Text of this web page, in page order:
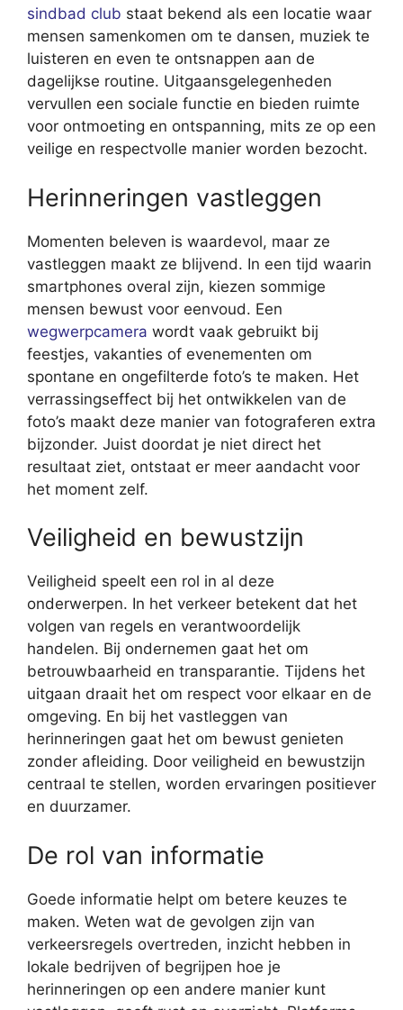
sindbad club staat bekend als een locatie waar
mensen samenkomen om te dansen, muziek te
luisteren en even te ontsnappen aan de
dagelijkse routine. Uitgaansgelegenheden
vervullen een sociale functie en bieden ruimte
voor ontmoeting en ontspanning, mits ze op een
veilige en respectvolle manier worden bezocht.
Herinneringen vastleggen
Momenten beleven is waardevol, maar ze
vastleggen maakt ze blijvend. In een tijd waarin
smartphones overal zijn, kiezen sommige
mensen bewust voor eenvoud. Een
wegwerpcamera wordt vaak gebruikt bij
feestjes, vakanties of evenementen om
spontane en ongefilterde foto’s te maken. Het
verrassingseffect bij het ontwikkelen van de
foto’s maakt deze manier van fotograferen extra
bijzonder. Juist doordat je niet direct het
resultaat ziet, ontstaat er meer aandacht voor
het moment zelf.
Veiligheid en bewustzijn
Veiligheid speelt een rol in al deze
onderwerpen. In het verkeer betekent dat het
volgen van regels en verantwoordelijk
handelen. Bij ondernemen gaat het om
betrouwbaarheid en transparantie. Tijdens het
uitgaan draait het om respect voor elkaar en de
omgeving. En bij het vastleggen van
herinneringen gaat het om bewust genieten
zonder afleiding. Door veiligheid en bewustzijn
centraal te stellen, worden ervaringen positiever
en duurzamer.
De rol van informatie
Goede informatie helpt om betere keuzes te
maken. Weten wat de gevolgen zijn van
verkeersregels overtreden, inzicht hebben in
lokale bedrijven of begrijpen hoe je
herinneringen op een andere manier kunt